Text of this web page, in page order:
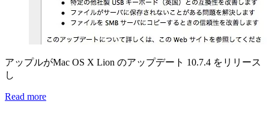
アップルがMac OS X Lion のアップデート 10.7.4 をリリース
し
Read more